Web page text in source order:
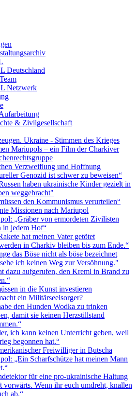
Deutschland
Netzwerk
& Zivilgesellschaft
Ukraine - Stimmen des Krieges
Mariupols – ein Film der Charkiver
Verzweiflung und Hoffnung
Genozid ist schwer zu beweisen“
haben ukrainische Kinder gezielt in
weggebracht"
den Kommunismus verurteilen“
Missionen nach Mariupol
„Gräber von ermordeten Zivilisten
in jedem Hof“
hat meinen Vater getötet
in Charkiv bleiben bis zum Ende.“
das Böse nicht als böse bezeichnet
ich keinen Weg zur Versöhnung."
dazu aufgerufen, den Kreml in Brand zu
in die Kunst investieren
ein Militärseelsorger?
den Hunden Wodka zu trinken
damit sie keinen Herzstillstand
ich kann keinen Unterricht geben, weil
begonnen hat.“
Freiwilliger in Butscha
„Ein Scharfschütze hat meinen Mann
für eine pro-ukrainische Haltung
vorwärts. Wenn ihr euch umdreht, knallen
ab.“